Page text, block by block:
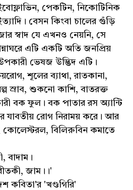
পেকটিন, নিকোটিনিক
বেসন কিংবা চালের গুঁড়ি
স্বাদ যে এখনও নেয়নি, সে
এটি একটি অতি জনপ্রিয়
ভেষজ উদ্ভিদ এটি।
শূলের ব্যাথা, রাতকানা,
স্রাব, শুকনো কাশি, বাতরক্ত
বক ফুল। বক পাতার রস অ্যান্টি
যাবতীয় রোগ নিরাময় করে। আর
কোলেস্টরল, বিলিরুবিন কমাতে
বাদাম।
জাম।।'
কবিতা'র 'খণ্ডগিরি'